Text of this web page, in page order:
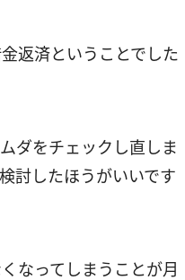
返済ということでした
ダをチェックし直しま
討したほうがいいです
なってしまうことが月